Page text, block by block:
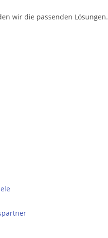
wir die passenden Lösungen.